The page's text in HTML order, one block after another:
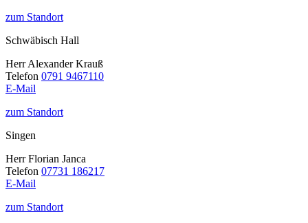
zum Standort
Schwäbisch Hall
Herr Alexander Krauß
Telefon 0791 9467110
E-Mail
zum Standort
Singen
Herr Florian Janca
Telefon 07731 186217
E-Mail
zum Standort